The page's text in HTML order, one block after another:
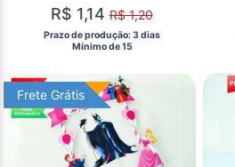
R$ 1,14R$ 1,20
Prazo de produção: 3 dias
  Mínimo de 15
Frete Grátis
Frete Grátis